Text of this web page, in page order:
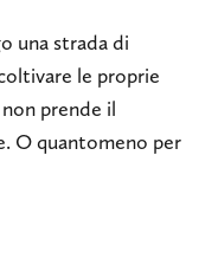
una strada di
le proprie
prende il
O quantomeno per